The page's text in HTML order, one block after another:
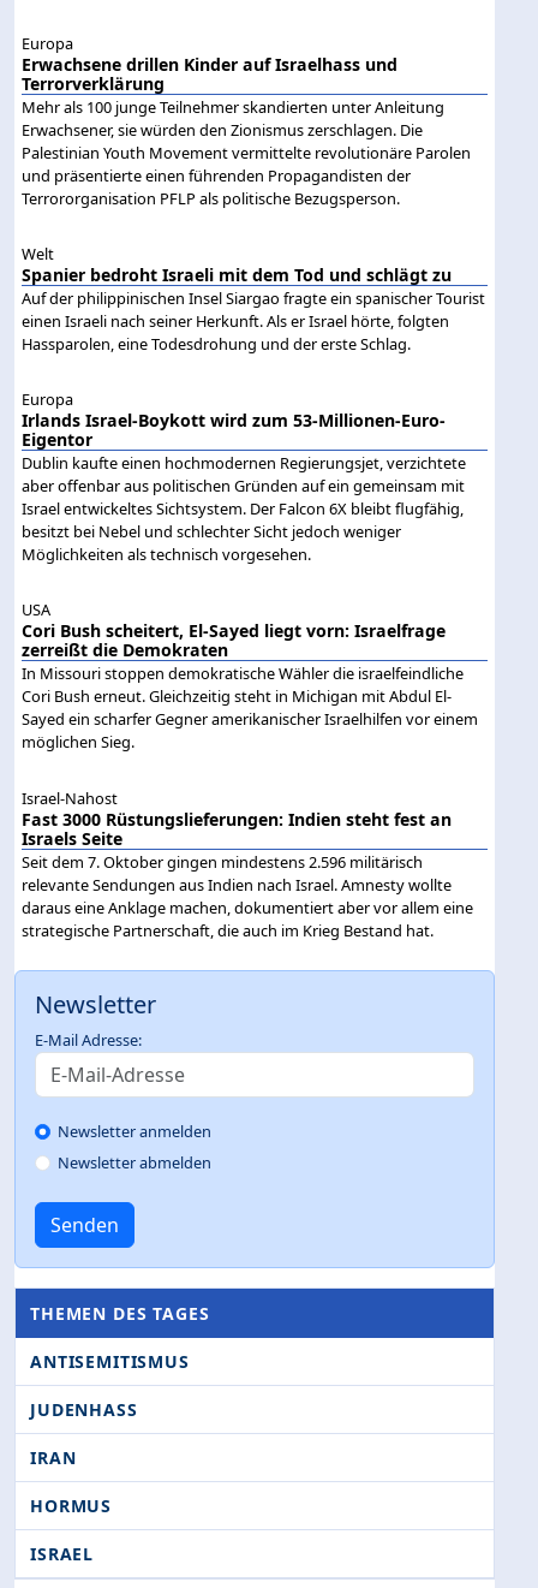
Europa
Erwachsene drillen Kinder auf Israelhass und
Terrorverklärung
Mehr als 100 junge Teilnehmer skandierten unter Anleitung
Erwachsener, sie würden den Zionismus zerschlagen. Die
Palestinian Youth Movement vermittelte revolutionäre Parolen
und präsentierte einen führenden Propagandisten der
Terrororganisation PFLP als politische Bezugsperson.
Welt
Spanier bedroht Israeli mit dem Tod und schlägt zu
Auf der philippinischen Insel Siargao fragte ein spanischer Tourist
einen Israeli nach seiner Herkunft. Als er Israel hörte, folgten
Hassparolen, eine Todesdrohung und der erste Schlag.
Europa
Irlands Israel-Boykott wird zum 53-Millionen-Euro-
Eigentor
Dublin kaufte einen hochmodernen Regierungsjet, verzichtete
aber offenbar aus politischen Gründen auf ein gemeinsam mit
Israel entwickeltes Sichtsystem. Der Falcon 6X bleibt flugfähig,
besitzt bei Nebel und schlechter Sicht jedoch weniger
Möglichkeiten als technisch vorgesehen.
USA
Cori Bush scheitert, El-Sayed liegt vorn: Israelfrage
zerreißt die Demokraten
In Missouri stoppen demokratische Wähler die israelfeindliche
Cori Bush erneut. Gleichzeitig steht in Michigan mit Abdul El-
Sayed ein scharfer Gegner amerikanischer Israelhilfen vor einem
möglichen Sieg.
Israel-Nahost
Fast 3000 Rüstungslieferungen: Indien steht fest an
Israels Seite
Seit dem 7. Oktober gingen mindestens 2.596 militärisch
relevante Sendungen aus Indien nach Israel. Amnesty wollte
daraus eine Anklage machen, dokumentiert aber vor allem eine
strategische Partnerschaft, die auch im Krieg Bestand hat.
Newsletter
E-Mail Adresse:
Newsletter anmelden
Newsletter abmelden
Senden
THEMEN DES TAGES
ANTISEMITISMUS
JUDENHASS
IRAN
HORMUS
ISRAEL